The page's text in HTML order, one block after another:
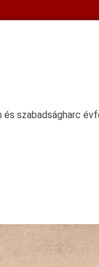
szabadságharc